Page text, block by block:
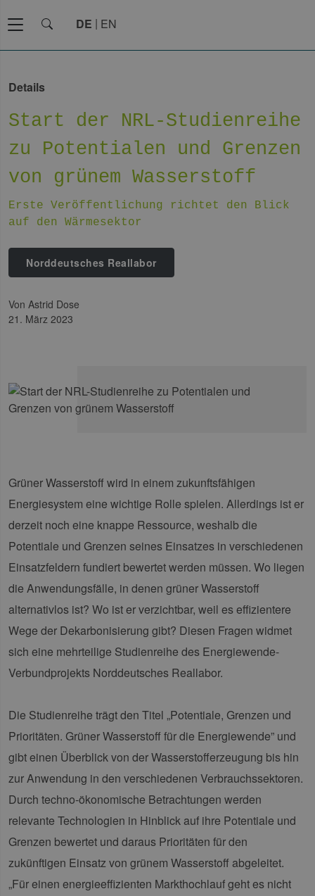
DE EN
Details
Start der NRL-Studienreihe
zu Potentialen und Grenzen
von grünem Wasserstoff
Erste Veröffentlichung richtet den Blick
auf den Wärmesektor
Norddeutsches Reallabor
Grüner Wasserstoff wird in einem zukunftsfähigen
Energiesystem eine wichtige Rolle spielen. Allerdings ist er
derzeit noch eine knappe Ressource, weshalb die
Potentiale und Grenzen seines Einsatzes in verschiedenen
Einsatzfeldern fundiert bewertet werden müssen. Wo liegen
die Anwendungsfälle, in denen grüner Wasserstoff
alternativlos ist? Wo ist er verzichtbar, weil es effizientere
Wege der Dekarbonisierung gibt? Diesen Fragen widmet
sich eine mehrteilige Studienreihe des Energiewende-
Verbundprojekts Norddeutsches Reallabor.
Die Studienreihe trägt den Titel „Potentiale, Grenzen und
Prioritäten. Grüner Wasserstoff für die Energiewende” und
gibt einen Überblick von der Wasserstofferzeugung bis hin
zur Anwendung in den verschiedenen Verbrauchssektoren.
Durch techno-ökonomische Betrachtungen werden
relevante Technologien in Hinblick auf ihre Potentiale und
Grenzen bewertet und daraus Prioritäten für den
zukünftigen Einsatz von grünem Wasserstoff abgeleitet.
„Für einen energieeffizienten Markthochlauf geht es nicht
von Astrid Dose
21. März 2023